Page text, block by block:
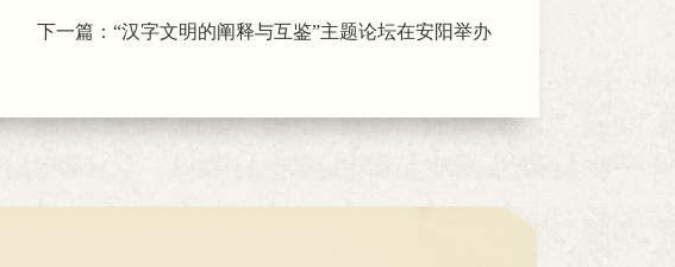
下一篇： “汉字文明的阐释与互鉴”主题论坛在安阳举办